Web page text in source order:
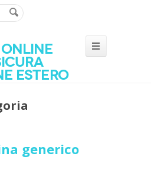
online
estero
generico